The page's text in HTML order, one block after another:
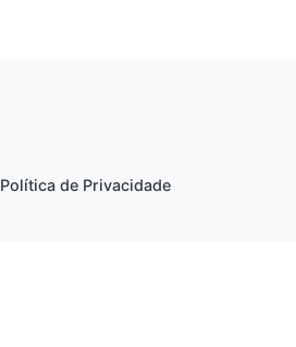
Política de Privacidade